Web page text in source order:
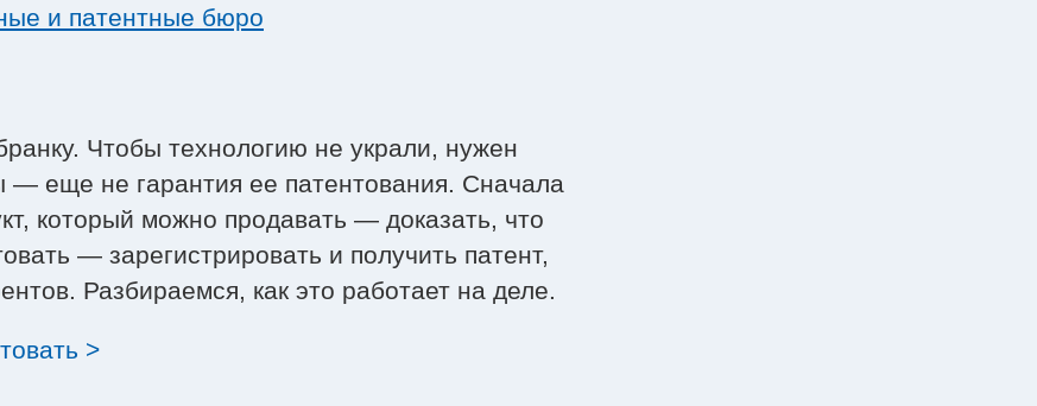
и патентные бюро
Чтобы технологию не украли, нужен
— еще не гарантия ее патентования. Сначала
который можно продавать — доказать, что
— зарегистрировать и получить патент,
Разбираемся, как это работает на деле.
>